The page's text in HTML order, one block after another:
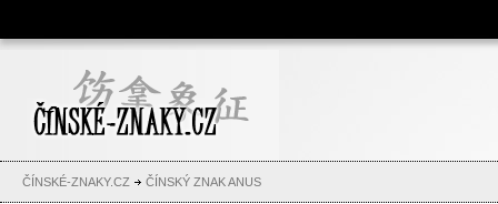
Čínské znaky, česko-čínský
slovník, abeceda, jména,
tetování
ČÍNSKÉ-ZNAKY.CZ ČÍNSKÝ ZNAK ANUS